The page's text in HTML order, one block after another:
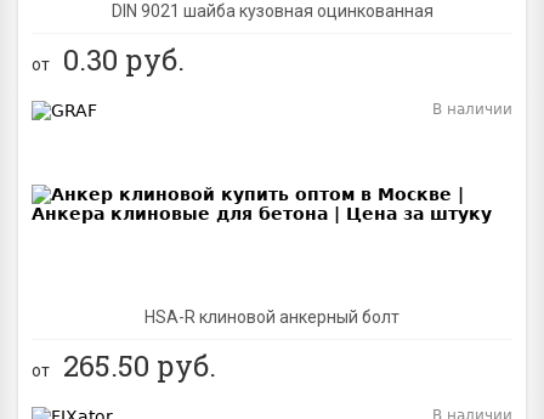
DIN 9021 шайба кузовная оцинкованная
от 0.30 руб.
HSA-R клиновой анкерный болт
В наличии
от 265.50 руб.
В наличии